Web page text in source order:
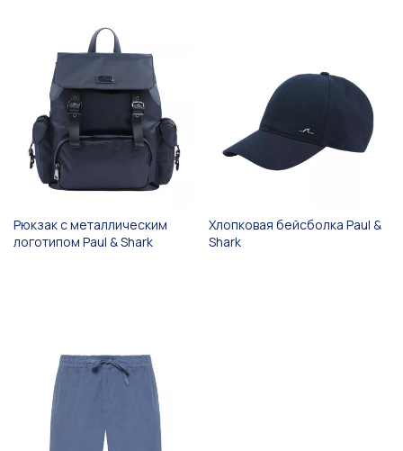
Рюкзак с металлическим
логотипом Paul & Shark
Хлопковая бейсболка Paul &
Shark